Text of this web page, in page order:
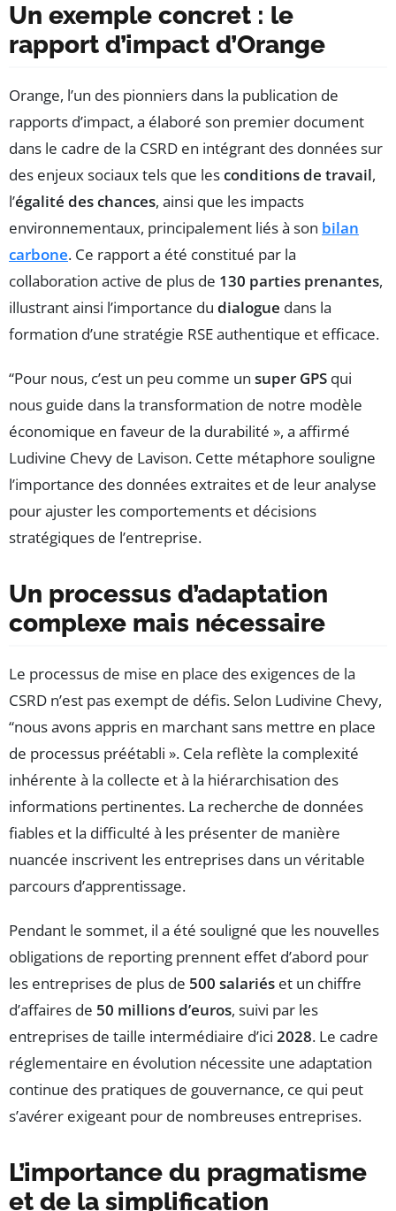
Un exemple concret : le
rapport d’impact d’Orange
Orange, l’un des pionniers dans la publication de
rapports d’impact, a élaboré son premier document
dans le cadre de la CSRD en intégrant des données sur
des enjeux sociaux tels que lesconditions de travail,
l’égalité des chances, ainsi que les impacts
environnementaux, principalement liés à son bilan
carbone. Ce rapport a été constitué par la
collaboration active de plus de 130 parties prenantes,
illustrant ainsi l’importance du dialogue dans la
formation d’une stratégie RSE authentique et efficace.
“Pour nous, c’est un peu comme un super GPS qui
nous guide dans la transformation de notre modèle
économique en faveur de la durabilité », a affirmé
Ludivine Chevy de Lavison. Cette métaphore souligne
l’importance des données extraites et de leur analyse
pour ajuster les comportements et décisions
stratégiques de l’entreprise.
Un processus d’adaptation
complexe mais nécessaire
Le processus de mise en place des exigences de la
CSRD n’est pas exempt de défis. Selon Ludivine Chevy,
“nous avons appris en marchant sans mettre en place
de processus préétabli ». Cela reflète la complexité
inhérente à la collecte et à la hiérarchisation des
informations pertinentes. La recherche de données
fiables et la difficulté à les présenter de manière
nuancée inscrivent les entreprises dans un véritable
parcours d’apprentissage.
Pendant le sommet, il a été souligné que les nouvelles
obligations de reporting prennent effet d’abord pour
les entreprises de plus de 500 salariés et un chiffre
d’affaires de 50 millions d’euros, suivi par les
entreprises de taille intermédiaire d’ici 2028. Le cadre
réglementaire en évolution nécessite une adaptation
continue des pratiques de gouvernance, ce qui peut
s’avérer exigeant pour de nombreuses entreprises.
L’importance du pragmatisme
et de la simplification